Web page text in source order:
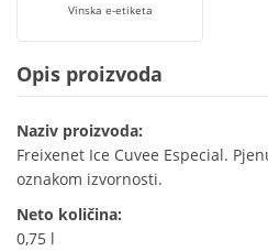
Vinska e-etiketa
Opis proizvoda
Naziv proizvoda:
Freixenet Ice Cuvee Especial.
oznakom izvornosti.
Neto količina:
0,75 l